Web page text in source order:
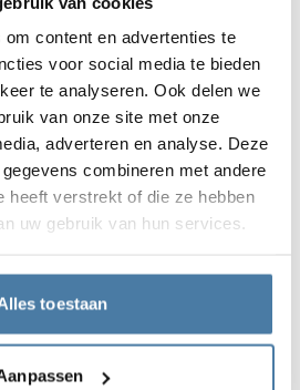
content en advertenties te
voor social media te bieden
te analyseren. Ook delen we
van onze site met onze
adverteren en analyse. Deze
combineren met andere
heeft verstrekt of die ze hebben
uw gebruik van hun services.
toestaan
beschadiging
in de